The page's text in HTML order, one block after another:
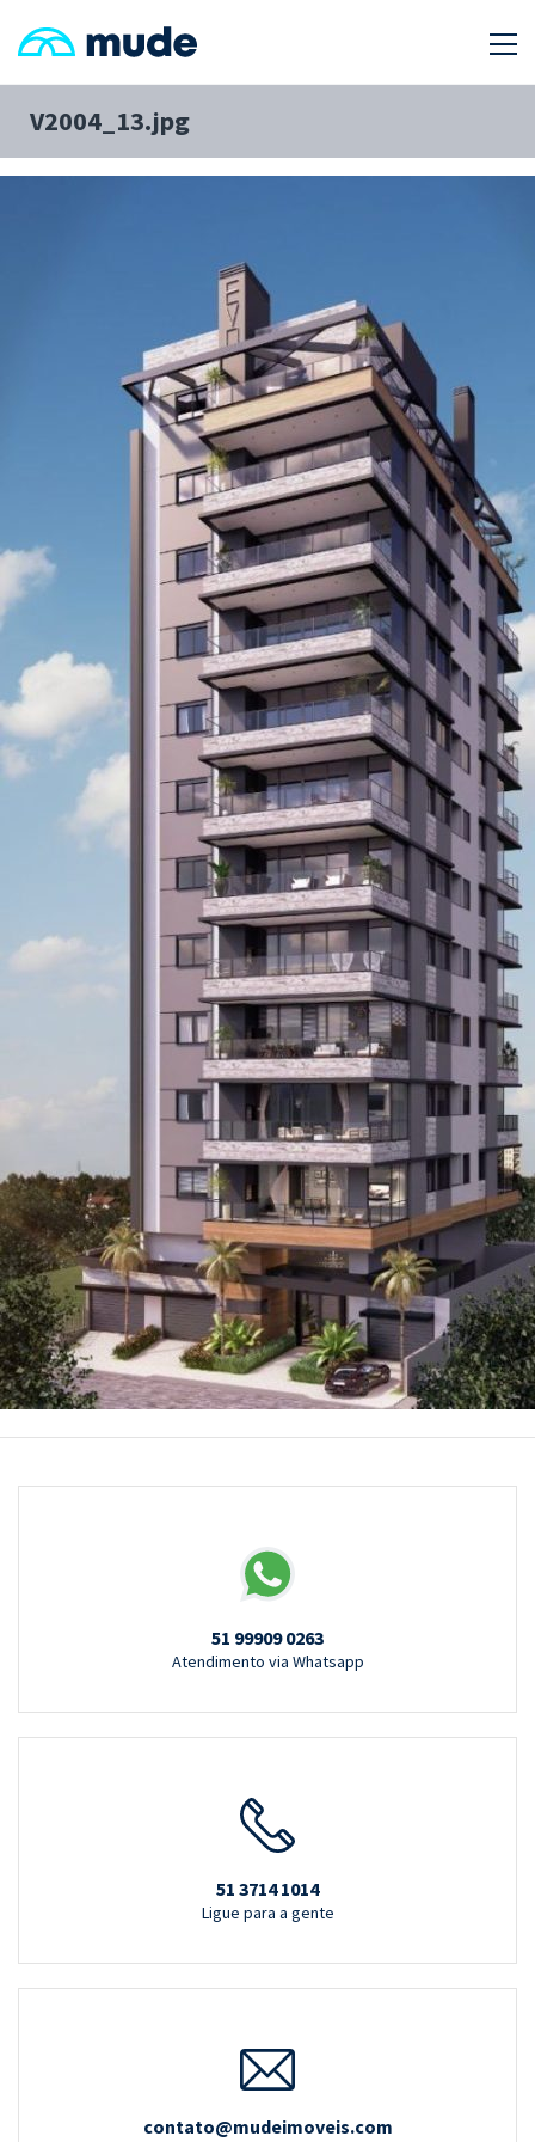
V2004_13.jpg
51 99909 0263
Atendimento via Whatsapp
51 3714 1014
Ligue para a gente
contato@mudeimoveis.com